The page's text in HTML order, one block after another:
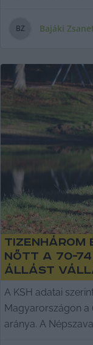
BZ Bajáki
nőtt a 70-
állást
A KSH adatai
Magyarországon
aránya. A